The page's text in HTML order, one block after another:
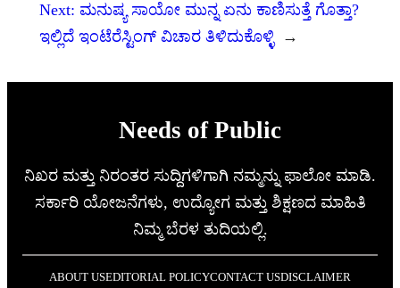
Next: ಮನುಷ್ಯ ಸಾಯೋ ಮುನ್ನ ಏನು ಕಾಣಿಸುತ್ತೆ ಗೊತ್ತಾ?
ಇಲ್ಲಿದೆ ಇಂಟೆರೆಸ್ಟಿಂಗ್ ವಿಚಾರ ತಿಳಿದುಕೊಳ್ಳಿ →
Needs of Public
ನಿಖರ ಮತ್ತು ನಿರಂತರ ಸುದ್ದಿಗಳಿಗಾಗಿ ನಮ್ಮನ್ನು ಫಾಲೋ ಮಾಡಿ.
ಸರ್ಕಾರಿ ಯೋಜನೆಗಳು, ಉದ್ಯೋಗ ಮತ್ತು ಶಿಕ್ಷಣದ ಮಾಹಿತಿ
ನಿಮ್ಮ ಬೆರಳ ತುದಿಯಲ್ಲಿ.
ABOUT USEDITORIAL POLICYCONTACT USDISCLAIMER